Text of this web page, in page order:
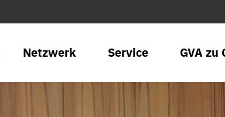
Netzwerk Service GVA zu